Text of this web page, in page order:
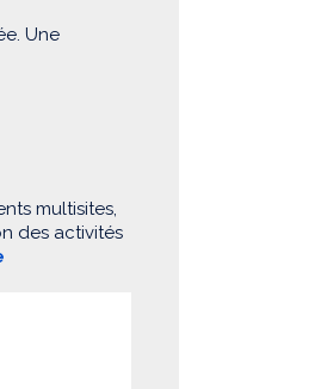
Une
multisites,
des activités